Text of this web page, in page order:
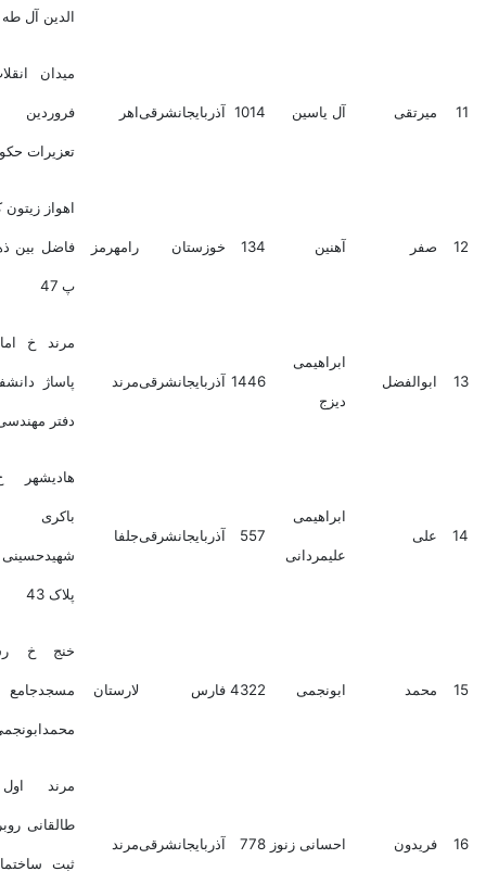
الدین آل طه
آل یاسین 1014 آذربایجانشرقیاهر
میدان انقلاب خ 12
فروردین سازمان
تعزیرات حکومتی
134 خوزستان رامهرمز
اهواز زیتون کارمندی خ
فاضل بین ذهره و زیبا
آذربایجانشرقیمرند
مرند خ امام خمینی
پاساژ دانشفر ط اول
دفتر مهندسی
علیمردانی
آذربایجانشرقیجلفا
هادیشهر خ شهید
باکری کوچه
شهیدحسینی اقدم
4322 فارس لارستان
خنج خ رسالت م
مسجدجامع منزل
محمدابونجمی
احسانی زنوز 778 آذربایجانشرقیمرند
مرند اول خیابان
طالقانی روبروی اداره
ثبت ساختمان فریدی